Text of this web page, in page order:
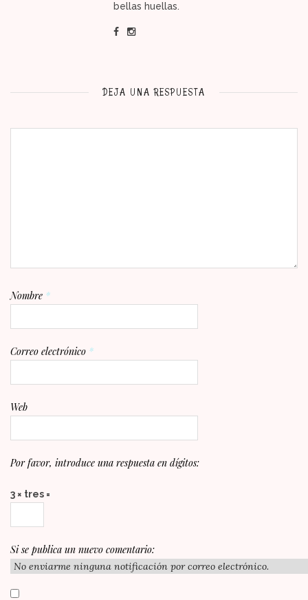
bellas huellas.
DEJA UNA RESPUESTA
Nombre *
Correo electrónico *
Web
Por favor, introduce una respuesta en dígitos:
3 × tres =
Si se publica un nuevo comentario: